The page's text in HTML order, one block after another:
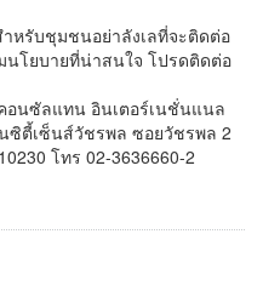
หรับชุมชนอย่าลังเลที่จะติดต่อ
นโยบายที่น่าสนใจ โปรดติดต่อ
อนซัลแทน อินเตอร์เนชั่นแนล
ซิตี้เซ็นส์วัชรพล ซอยวัชรพล 2
โทร 02-3636660-2